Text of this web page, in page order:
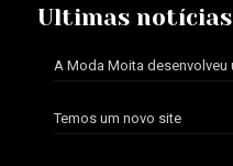
Ultimas notícias
A Moda Moita desenvolveu
Temos um novo site